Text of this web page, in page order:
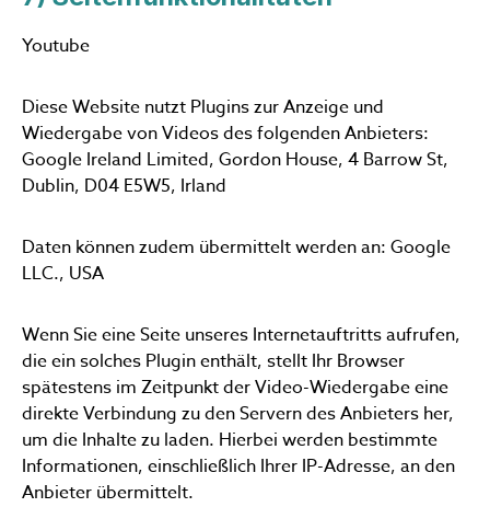
Youtube
Diese Website nutzt Plugins zur Anzeige und
Wiedergabe von Videos des folgenden Anbieters:
Google Ireland Limited, Gordon House, 4 Barrow St,
Dublin, D04 E5W5, Irland
Daten können zudem übermittelt werden an: Google
LLC., USA
Wenn Sie eine Seite unseres Internetauftritts aufrufen,
die ein solches Plugin enthält, stellt Ihr Browser
spätestens im Zeitpunkt der Video-Wiedergabe eine
direkte Verbindung zu den Servern des Anbieters her,
um die Inhalte zu laden. Hierbei werden bestimmte
Informationen, einschließlich Ihrer IP-Adresse, an den
Anbieter übermittelt.